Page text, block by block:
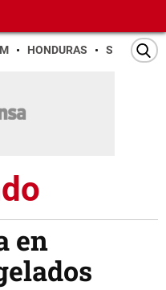
HONDURAS SAN PEDRO
en